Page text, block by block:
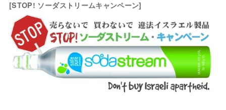
[STOP! ソーダストリームキャンペーン]